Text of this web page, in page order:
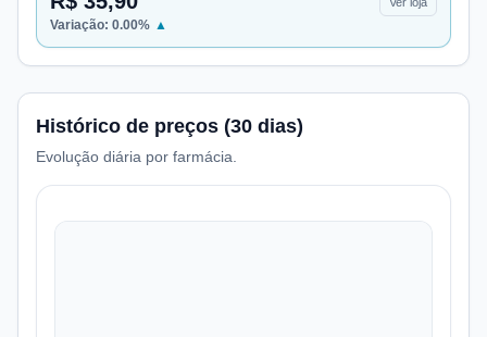
Variação: 0.00% ▲
Histórico de preços (30 dias)
Evolução diária por farmácia.